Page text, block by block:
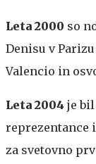
Leta 2000 so
Denisu v
Valencio in
Leta 2004 je
reprezentance
za svetovno